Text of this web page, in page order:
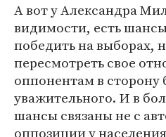
А вот у Александра
видимости, есть
победить на выборах,
пересмотреть свое
оппонентам в сторону
уважительного. И в
шансы связаны не с
оппозиции у